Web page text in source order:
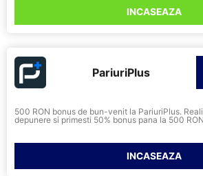
INCASEAZA
PariuriPlus
500 RON bonus de bun-venit la PariuriPlus.
depunere si primesti 50% bonus pana la 500
INCASEAZA